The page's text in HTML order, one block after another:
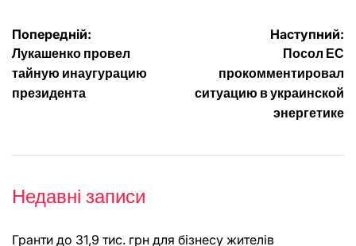
Навігація
записів
Попередній:
Лукашенко провел
тайную инаугурацию
президента
Наступний:
Посол ЕС
прокомментировал
ситуацию в украинской
энергетике
Недавні записи
Гранти до 31,9 тис. грн для бізнесу жителів